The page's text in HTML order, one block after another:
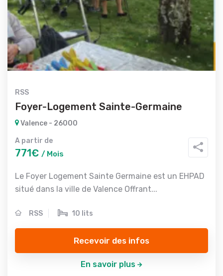
RSS
Foyer-Logement Sainte-Germaine
Valence - 26000
A partir de
771€ / Mois
Le Foyer Logement Sainte Germaine est un EHPAD
situé dans la ville de Valence Offrant...
RSS 10 lits
Recevoir des infos
En savoir plus